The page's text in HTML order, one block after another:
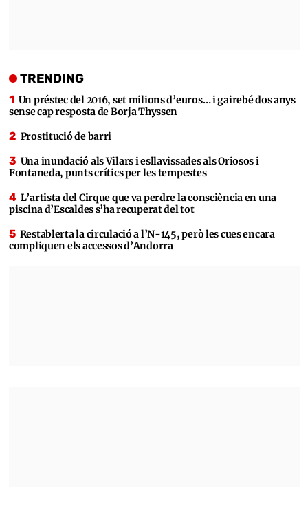
TRENDING
Un préstec del 2016, set milions d’euros… i gairebé dos anys
sense cap resposta de Borja Thyssen
Prostitució de barri
Una inundació als Vilars i esllavissades als Oriosos i
Fontaneda, punts crítics per les tempestes
L’artista del Cirque que va perdre la consciència en una
piscina d’Escaldes s’ha recuperat del tot
Restablerta la circulació a l’N-145, però les cues encara
compliquen els accessos d’Andorra